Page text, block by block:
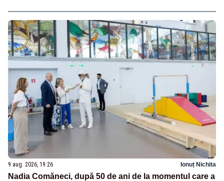
9 aug. 2026, 19:26 Ionuț Nichita
Nadia Comăneci, după 50 de ani de la momentul care a